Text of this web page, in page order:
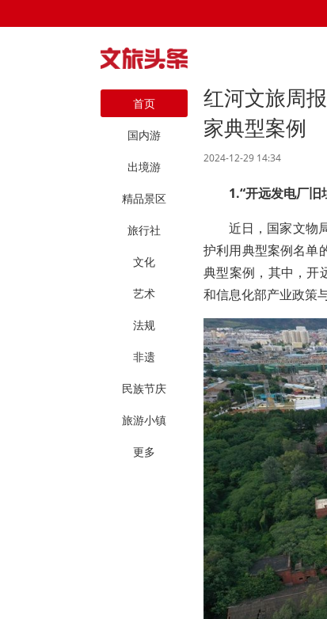
首页
国内游
出境游
精品景区
旅行社
文化
艺术
法规
非遗
民族节庆
旅游小镇
更多
红河文旅周
家典型案例
2024-12-29 14:34
1.“开远发电厂
近日，国家文物
护利用典型案例名单
典型案例，其中，开
和信息化部产业政策